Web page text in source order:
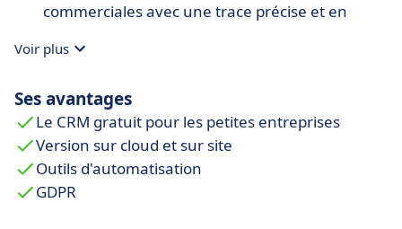
commerciales avec une trace précise et en
de ventes.
Voir plus
Ses avantages
Le CRM gratuit pour les petites entreprises
Version sur cloud et sur site
Outils d'automatisation
GDPR